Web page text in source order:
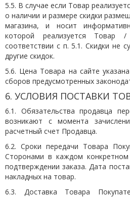
5.5. В случае если Товар
о наличии и размере скидки
магазина, и носит
которой реализуется Товар
соответствии с п. 5.1. Скидки не
другие скидок.
5.6. Цена Товара на сайте
сборов предусмотренных
6. УСЛОВИЯ ПОСТАВКИ
6.1. Обязательства продавца
возникают с момента
расчетный счет Продавца.
6.2. Сроки передачи Товара
Сторонами в каждом
подтверждении заказа. Дата
накладных на товар.
6.3. Доставка Товара